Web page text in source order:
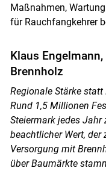
Maßnahmen,
für Rauchfangkehrer
Klaus
Brennholz
Regionale Stärke
Rund 1,5 Millionen
Steiermark jedes Jahr
beachtlicher Wert, der
Versorgung mit
über Baumärkte